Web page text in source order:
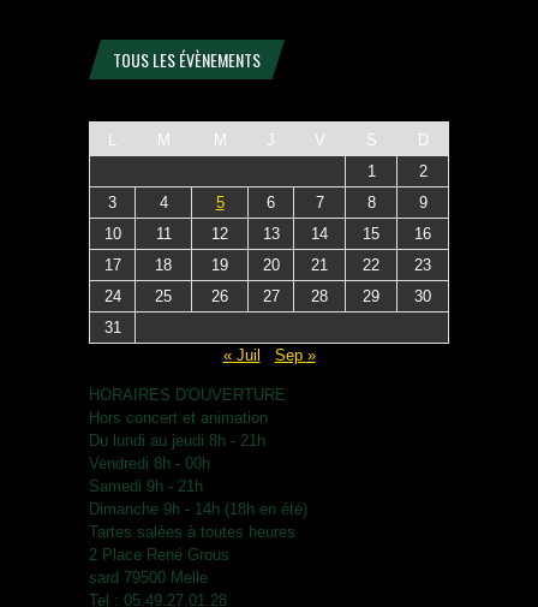
TOUS LES ÉVÈNEMENTS
M M J V S
D
1
2
3
4 5 6 7 8
9
10
11 12 13 14 15
16
17
18 19 20 21 22
23
24
25 26 27 28 29
30
31
« Juil
Sep »
HORAIRES D'OUVERTURE
Hors concert et animation
Du lundi au jeudi 8h - 21h
Vendredi 8h - 00h
Samedi 9h - 21h
Dimanche 9h - 14h (18h en été)
Tartes salées à toutes heures
2 Place René Grous
sard 79500 Melle
Tel : 05.49.27.01.28